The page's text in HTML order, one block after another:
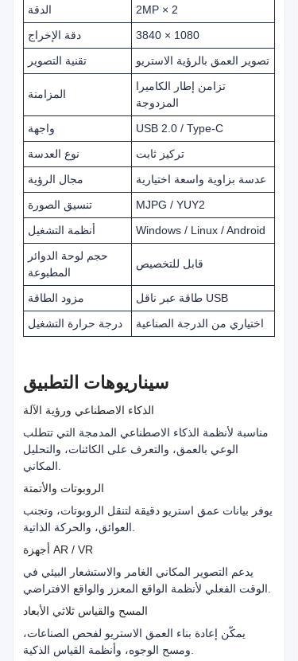
الدقة
2MP × 2
دقة الإخراج
3840 × 1080
تقنية التصوير
تصوير العمق بالرؤية الاستريو
المزامنة
تزامن إطار الكاميرا
المزدوجة
واجهة
USB 2.0 / Type-C
نوع العدسة
تركيز ثابت
مجال الرؤية
عدسة بزاوية واسعة اختيارية
تنسيق الصورة
MJPG / YUY2
أنظمة التشغيل
Windows / Linux / Android
حجم لوحة الدوائر
المطبوعة
قابل للتخصيص
مزود الطاقة
طاقة عبر ناقل USB
درجة حرارة التشغيل
اختياري من الدرجة الصناعية
سيناريوهات التطبيق
الذكاء الاصطناعي ورؤية الآلة
مناسبة لأنظمة الذكاء الاصطناعي المدمجة التي تتطلب
الوعي بالعمق، والتعرف على الكائنات، والتحليل
الروبوتات والأتمتة
يوفر بيانات عمق استريو دقيقة لتنقل الروبوتات، وتجنب
أجهزة AR / VR
يدعم التصوير المكاني الغامر والاستشعار البيئي في
المسح والقياس ثلاثي الأبعاد
يمكّن إعادة بناء العمق الاستريو لفحص الصناعات،